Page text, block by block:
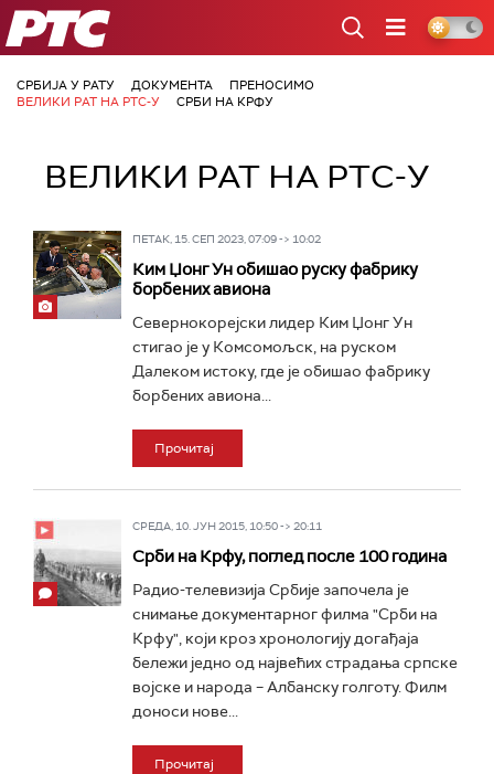
РТС
СРБИЈА У РАТУ ДОКУМЕНТА
ПРЕНОСИМО
ВЕЛИКИ РАТ НА РТС-У
СРБИ НА КРФУ
ВЕЛИКИ РАТ НА РТС-У
ПЕТАК, 15. СЕП 2023, 07:09 -> 10:02
Ким Џонг Ун обишао руску фабрику
борбених авиона
Севернокорејски лидер Ким Џонг Ун
стигао је у Комсомољск, на руском
Далеком истоку, где је обишао фабрику
борбених авиона...
Прочитај
СРЕДА, 10. ЈУН 2015, 10:50 -> 20:11
Срби на Крфу, поглед после 100 година
Радио-телевизија Србије започела је
снимање документарног филма "Срби на
Крфу", који кроз хронологију догађаја
бележи једно од највећих страдања српске
војске и народа – Албанску голготу. Филм
доноси нове...
Прочитај